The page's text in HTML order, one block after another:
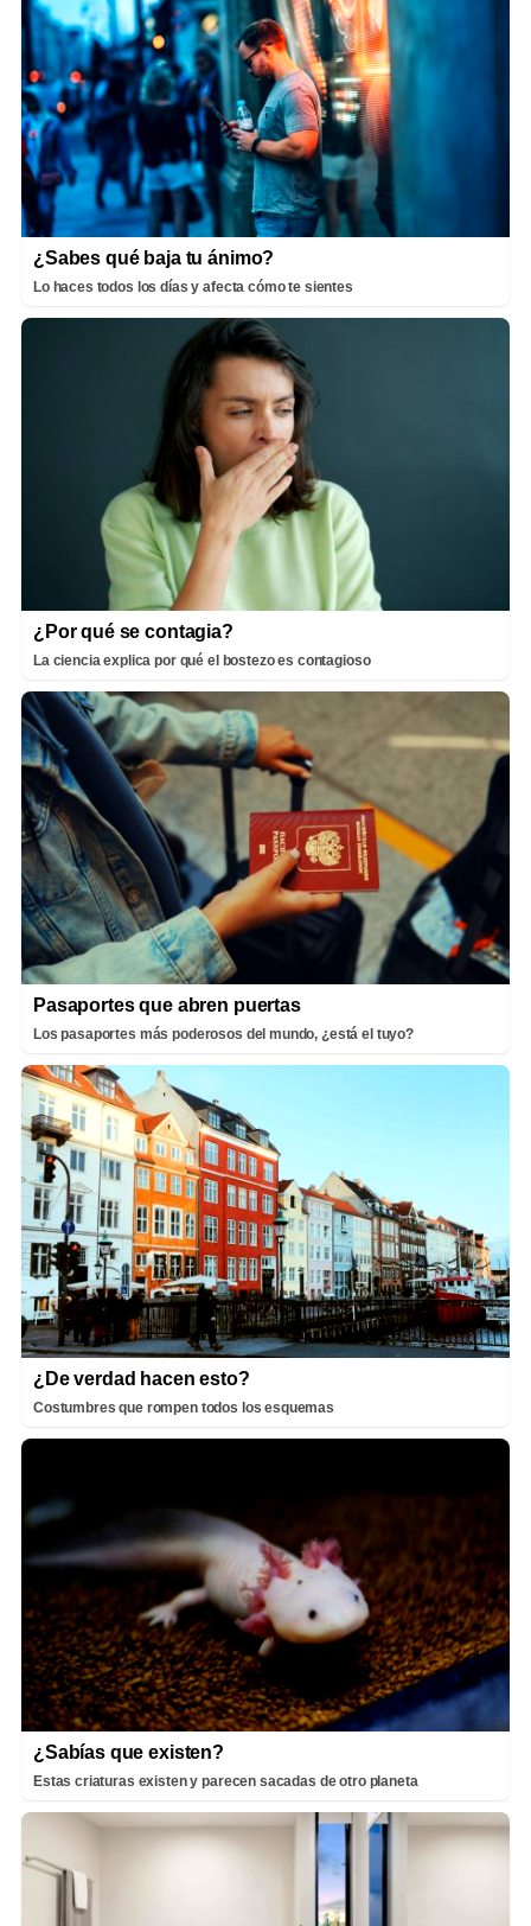
¿Sabes qué baja tu ánimo?
Lo haces todos los días y afecta cómo te sientes
¿Por qué se contagia?
La ciencia explica por qué el bostezo es contagioso
Pasaportes que abren puertas
Los pasaportes más poderosos del mundo, ¿está el tuyo?
¿De verdad hacen esto?
Costumbres que rompen todos los esquemas
¿Sabías que existen?
Estas criaturas existen y parecen sacadas de otro planeta